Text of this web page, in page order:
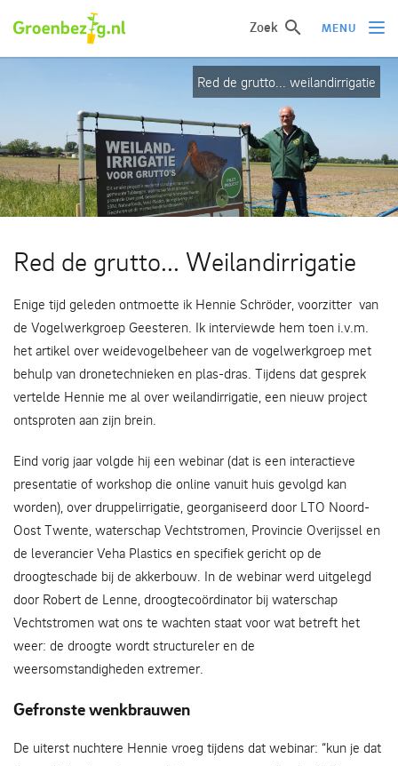
Zoek MENU
Ik wil iets leren
Groepen of initiatieven
Verhalen uit het veld
Over groenbezig
Meld jouw werkgroep of initiatief aan
Red de grutto... weilandirrigatie
Red de grutto... Weilandirrigatie
Enige tijd geleden ontmoette ik Hennie Schröder, voorzitter van
de Vogelwerkgroep Geesteren. Ik interviewde hem toen i.v.m.
het artikel over weidevogelbeheer van de vogelwerkgroep met
behulp van dronetechnieken en plas-dras. Tijdens dat gesprek
vertelde Hennie me al over weilandirrigatie, een nieuw project
ontsproten aan zijn brein.
Eind vorig jaar volgde hij een webinar (dat is een interactieve
presentatie of workshop die online vanuit huis gevolgd kan
worden), over druppelirrigatie, georganiseerd door LTO Noord-
Oost Twente, waterschap Vechtstromen, Provincie Overijssel en
de leverancier Veha Plastics en specifiek gericht op de
droogteschade bij de akkerbouw. In de webinar werd uitgelegd
door Robert de Lenne, droogtecoördinator bij waterschap
Vechtstromen wat ons te wachten staat voor wat betreft het
weer: de droogte wordt structureler en de
weersomstandigheden extremer.
Gefronste wenkbrauwen
De uiterst nuchtere Hennie vroeg tijdens dat webinar: “kun je dat